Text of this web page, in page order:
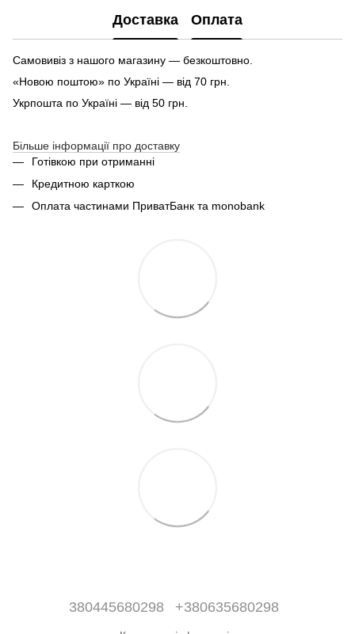
Доставка Оплата
Самовивіз з нашого магазину — безкоштовно.
«Новою поштою» по Україні — від 70 грн.
Укрпошта по Україні — від 50 грн.
Більше інформації про доставку
Готівкою при отриманні
Кредитною карткою
Оплата частинами ПриватБанк та monobank
380445680298 +380635680298